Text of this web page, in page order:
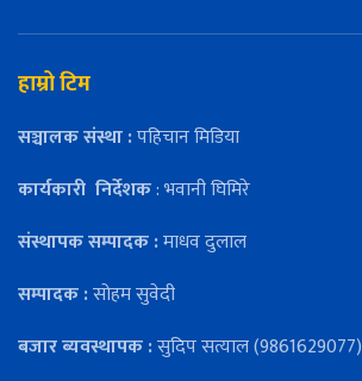
हाम्रो टिम
सञ्चालक संस्था :पहिचान मिडिया
कार्यकारी निर्देशक: भवानी घिमिरे
संस्थापक सम्पादक :माधव दुलाल
सम्पादक :सोहम सुवेदी
बजार ब्यवस्थापक :सुदिप सत्याल (9861629077)